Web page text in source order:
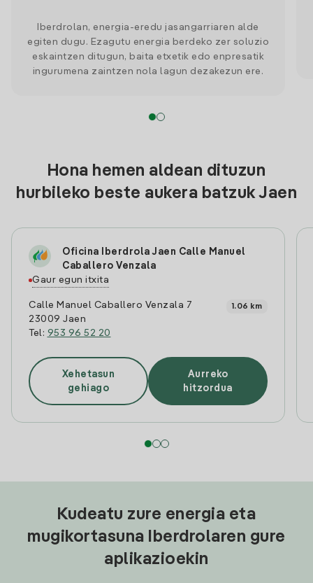
Iberdrolan, energia-eredu jasangarriaren alde
egiten dugu. Ezagutu energia berdeko zer soluzio
eskaintzen ditugun, baita etxetik edo enpresatik
ingurumena zaintzen nola lagun dezakezun ere.
Hona hemen aldean dituzun
hurbileko beste aukera batzuk Jaen
Oficina Iberdrola Jaen Calle Manuel
Caballero Venzala
Gaur egun itxita
Calle Manuel Caballero Venzala 7
23009 Jaen
Tel: 953 96 52 20
1.06 km
Xehetasun
gehiago
Aurreko
hitzordua
Kudeatu zure energia eta
mugikortasuna Iberdrolaren gure
aplikazioekin